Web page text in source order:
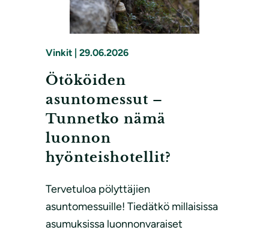
Vinkit | 29.06.2026
Ötököiden
asuntomessut –
Tunnetko nämä
luonnon
hyönteishotellit?
Tervetuloa pölyttäjien
asuntomessuille! Tiedätkö millaisissa
asumuksissa luonnonvaraiset